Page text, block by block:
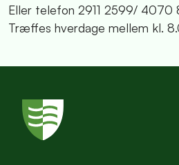
Eller telefon 2911 2599/ 4070
Træffes hverdage mellem kl.